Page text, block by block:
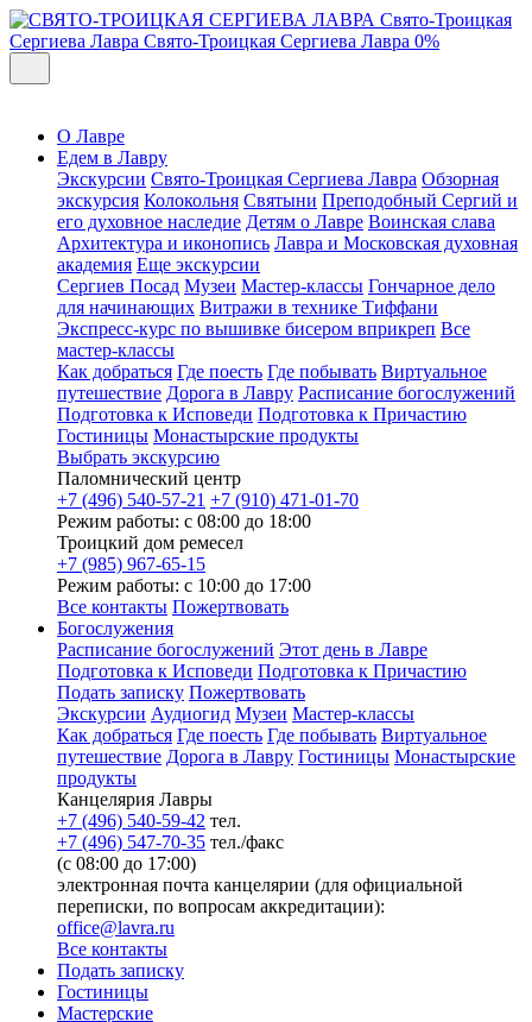
Свято-Троицкая
Сергиева Лавра Свято-Троицкая Сергиева Лавра 0%
О Лавре
Едем в Лавру
Экскурсии Свято-Троицкая Сергиева Лавра Обзорная
экскурсия Колокольня Святыни Преподобный Сергий и
его духовное наследие Детям о Лавре Воинская слава
Архитектура и иконопись Лавра и Московская духовная
академия Еще экскурсии
Сергиев Посад Музеи Мастер-классы Гончарное дело
для начинающих Витражи в технике Тиффани
Экспресс-курс по вышивке бисером вприкреп Все
мастер-классы
Как добраться Где поесть Где побывать Виртуальное
путешествие Дорога в Лавру Расписание богослужений
Подготовка к Исповеди Подготовка к Причастию
Гостиницы Монастырские продукты
Выбрать экскурсию
Паломнический центр
+7 (496) 540-57-21 +7 (910) 471-01-70
Режим работы: с 08:00 до 18:00
Троицкий дом ремесел
+7 (985) 967-65-15
Режим работы: с 10:00 до 17:00
Все контакты Пожертвовать
Богослужения
Расписание богослужений Этот день в Лавре
Подготовка к Исповеди Подготовка к Причастию
Подать записку Пожертвовать
Экскурсии Аудиогид Музеи Мастер-классы
Как добраться Где поесть Где побывать Виртуальное
путешествие Дорога в Лавру Гостиницы Монастырские
продукты
Канцелярия Лавры
+7 (496) 540-59-42 тел.
+7 (496) 547-70-35 тел./факс
(с 08:00 до 17:00)
электронная почта канцелярии (для официальной
переписки, по вопросам аккредитации):
office@lavra.ru
Все контакты
Подать записку
Гостиницы
Мастерские